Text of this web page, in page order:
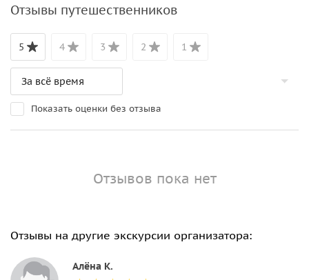
Отзывы путешественников
5 4 3 2 1
Показать оценки без отзыва
Отзывов пока нет
Отзывы на другие экскурсии организатора:
Алёна К.